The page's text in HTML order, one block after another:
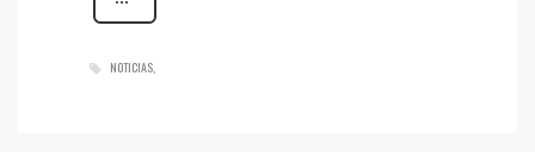
NOTICIAS